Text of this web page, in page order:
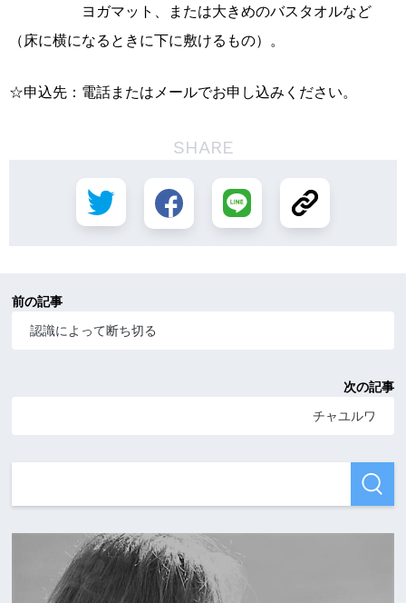
ヨガマット、または大きめのバスタオルなど
（床に横になるときに下に敷けるもの）。
☆申込先：電話またはメールでお申し込みください。
SHARE
前の記事
認識によって断ち切る
次の記事
チャユルワ